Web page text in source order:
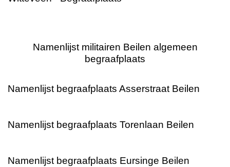
Namenlijst militairen Beilen algemeen
begraafplaats
Namenlijst begraafplaats Asserstraat Beilen
Namenlijst begraafplaats Torenlaan Beilen
Namenlijst begraafplaats Eursinge Beilen